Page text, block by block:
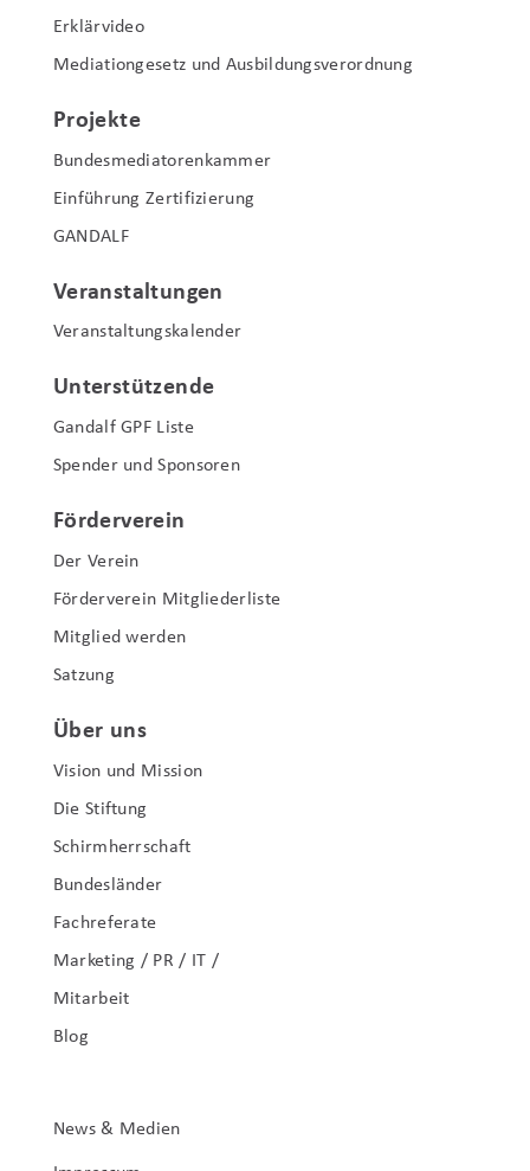
Erklärvideo
Mediationgesetz und Ausbildungsverordnung
Projekte
Bundesmediatorenkammer
Einführung Zertifizierung
GANDALF
Veranstaltungen
Veranstaltungskalender
Unterstützende
Gandalf GPF Liste
Spender und Sponsoren
Förderverein
Der Verein
Förderverein Mitgliederliste
Mitglied werden
Satzung
Über uns
Vision und Mission
Die Stiftung
Schirmherrschaft
Bundesländer
Fachreferate
Marketing / PR / IT /
Mitarbeit
Blog
News & Medien